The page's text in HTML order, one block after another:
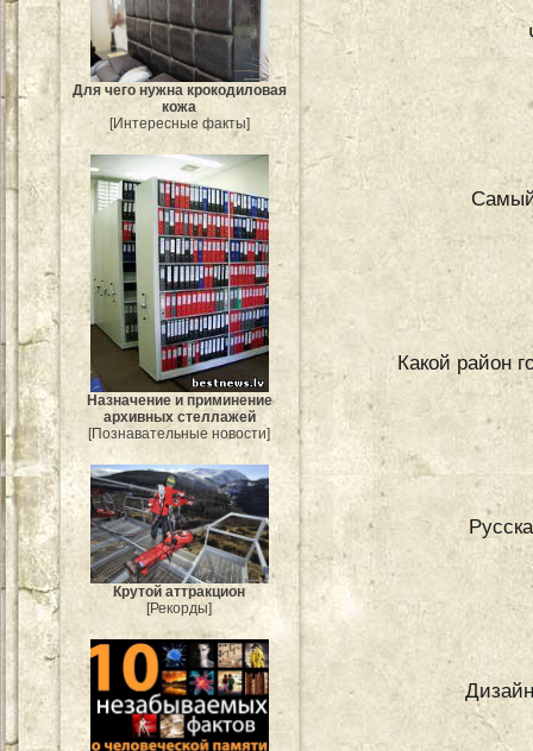
Для чего нужна крокодиловая
кожа
[Интересные факты]
Назначение и приминение
архивных стеллажей
[Познавательные новости]
Крутой аттракцион
[Рекорды]
Какой район